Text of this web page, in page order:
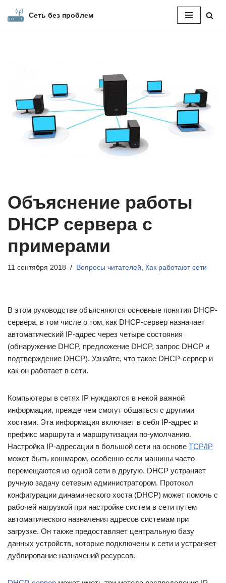
Сеть без проблем
Объяснение работы
DHCP сервера с
примерами
11 сентября 2018 Вопросы читателей, Как работают сети
В этом руководстве объясняются основные понятия DHCP-
сервера, в том числе о том, как DHCP-сервер назначает
автоматический IP-адрес через четыре состояния
(обнаружение DHCP, предложение DHCP, запрос DHCP и
подтверждение DHCP). Узнайте, что такое DHCP-сервер и
как он работает в сети.
Компьютеры в сетях IP нуждаются в некой важной
информации, прежде чем смогут общаться с другими
хостами. Эта информация включает в себя IP-адрес и
префикс маршрута и маршрутизации по-умолчанию.
Настройка IP-адресации в большой сети на основе TCP/IP
может быть кошмаром, особенно если машины часто
перемещаются из одной сети в другую. DHCP устраняет
ручную задачу сетевым администратором. Протокол
конфигурации динамического хоста (DHCP) может помочь с
рабочей нагрузкой при настройке систем в сети путем
автоматического назначения адресов системам при
загрузке. Он также предоставляет центральную базу
данных устройств, которые подключены к сети и устраняет
дублирование назначений ресурсов.